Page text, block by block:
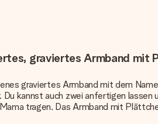
graviertes Armband mit
graviertes Armband mit dem
kannst auch zwei anfertigen
tragen. Das Armband mit